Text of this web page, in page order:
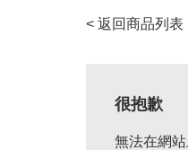
< 返回商品列表
很抱歉
無法在網